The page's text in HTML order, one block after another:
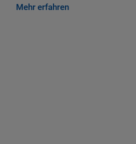
Mehr erfahren